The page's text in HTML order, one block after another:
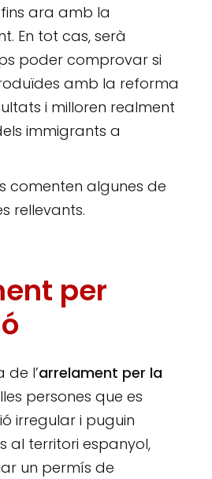
ara amb la
En tot cas, serà
poder comprovar si
amb la reforma
i milloren realment
immigrants a
comenten algunes de
rellevants.
per
de l’arrelament per la
persones que es
irregular i puguin
al territori espanyol,
un permís de